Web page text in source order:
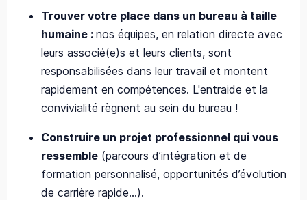
Trouver votre place dans un bureau à taille
humaine : nos équipes, en relation directe avec
leurs associé(e)s et leurs clients, sont
responsabilisées dans leur travail et montent
rapidement en compétences. L'entraide et la
convivialité règnent au sein du bureau !
Construire un projet professionnel qui vous
ressemble (parcours d’intégration et de
formation personnalisé, opportunités d’évolution
de carrière rapide…).